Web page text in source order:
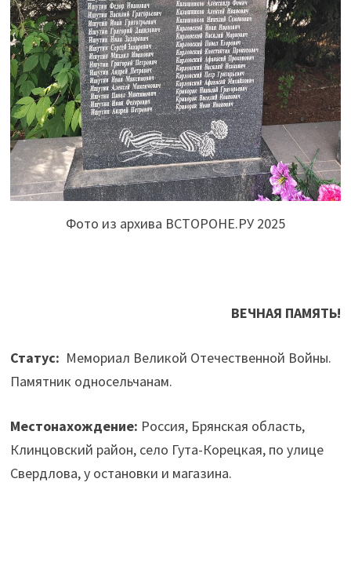
Фото из архива ВСТОРОНЕ.РУ 2025
ВЕЧНАЯ ПАМЯТЬ!
Статус: Мемориал Великой Отечественной Войны.
Памятник односельчанам.
Местонахождение: Россия, Брянская область,
Клинцовский район, село Гута-Корецкая, по улице
Свердлова, у остановки и магазина.